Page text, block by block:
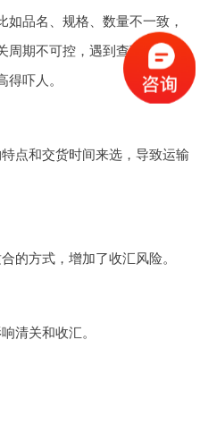
品名、规格、数量不一致，
期不可控，遇到查验、节假
吓人。
点和交货时间来选，导致运输
的方式，增加了收汇风险。
清关和收汇。